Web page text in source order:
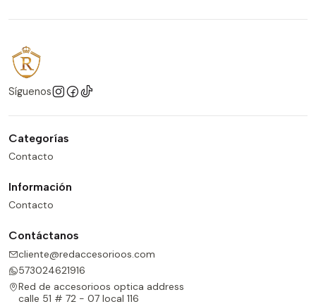
Síguenos
Categorías
Contacto
Información
Contacto
Contáctanos
cliente@redaccesorioos.com
573024621916
Red de accesorioos optica address
calle 51 # 72 - 07 local 116